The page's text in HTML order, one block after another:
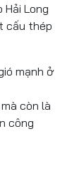
Long
cấu thép
mạnh ở
còn là
công